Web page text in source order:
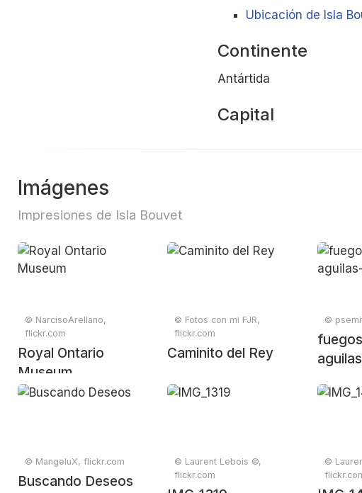
Ubicación de Isla
Continente
Antártida
Capital
Imágenes
Impresiones de Isla Bouvet
© NarcisoArellano,
flickr.com
Royal Ontario
Museum
© Fotos con mi FJR,
flickr.com
Caminito del Rey
©
© MangeluX, flickr.com
Buscando Deseos
© Laurent Lebois ©,
flickr.com
©